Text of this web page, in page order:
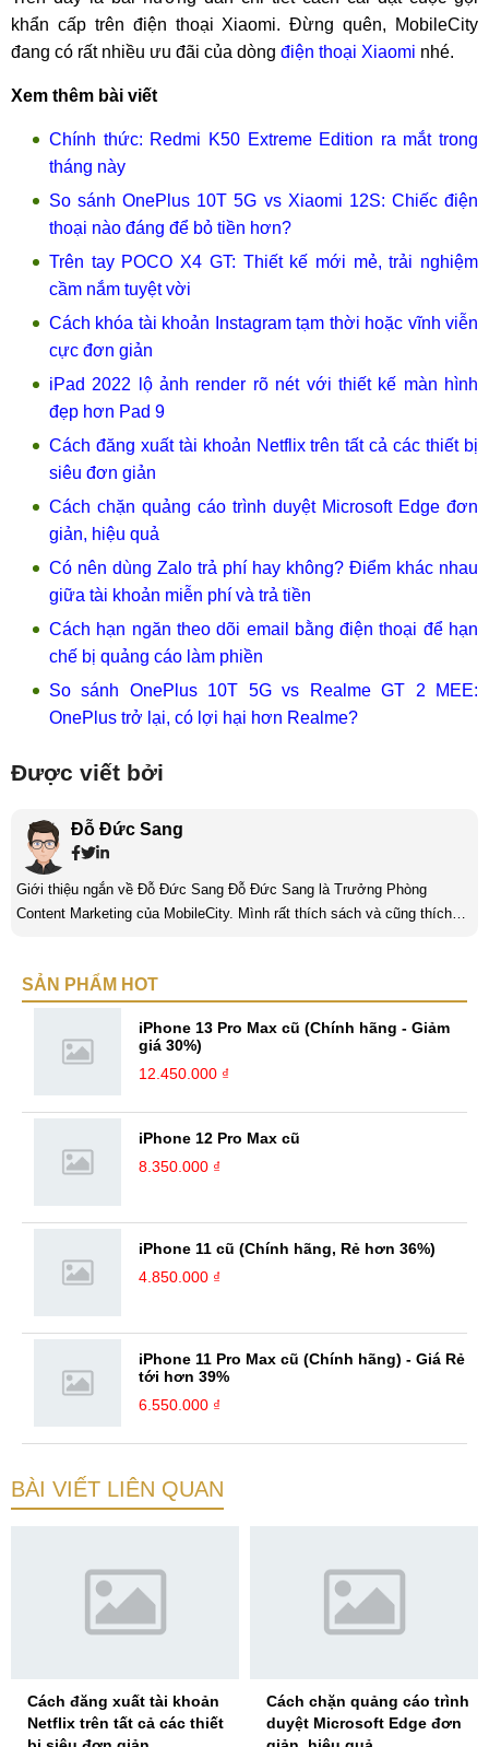
khẩn cấp trên điện thoại Xiaomi. Đừng quên, MobileCity
đang có rất nhiều ưu đãi của dòng điện thoại Xiaomi nhé.
Xem thêm bài viết
Chính thức: Redmi K50 Extreme Edition ra mắt trong
tháng này
So sánh OnePlus 10T 5G vs Xiaomi 12S: Chiếc điện
thoại nào đáng để bỏ tiền hơn?
Trên tay POCO X4 GT: Thiết kế mới mẻ, trải nghiệm
cầm nắm tuyệt vời
Cách khóa tài khoản Instagram tạm thời hoặc vĩnh viễn
cực đơn giản
iPad 2022 lộ ảnh render rõ nét với thiết kế màn hình
đẹp hơn Pad 9
Cách đăng xuất tài khoản Netflix trên tất cả các thiết bị
siêu đơn giản
Cách chặn quảng cáo trình duyệt Microsoft Edge đơn
giản, hiệu quả
Có nên dùng Zalo trả phí hay không? Điểm khác nhau
giữa tài khoản miễn phí và trả tiền
Cách hạn ngăn theo dõi email bằng điện thoại để hạn
chế bị quảng cáo làm phiền
So sánh OnePlus 10T 5G vs Realme GT 2 MEE:
OnePlus trở lại, có lợi hại hơn Realme?
Được viết bởi
Đỗ Đức Sang
Giới thiệu ngắn về Đỗ Đức Sang Đỗ Đức Sang là Trưởng Phòng
Content Marketing của MobileCity. Mình rất thích sách và cũng thích
bản thân Đỗ Đức Sang, viết chính là gửi gắm lại những cảm xúc, cảm
SẢN PHẨM HOT
iPhone 13 Pro Max cũ (Chính hãng - Giảm
giá 30%)
12.450.000 ₫
iPhone 12 Pro Max cũ
8.350.000 ₫
iPhone 11 cũ (Chính hãng, Rẻ hơn 36%)
4.850.000 ₫
iPhone 11 Pro Max cũ (Chính hãng) - Giá Rẻ
tới hơn 39%
6.550.000 ₫
BÀI VIẾT LIÊN QUAN
Cách đăng xuất tài khoản
Netflix trên tất cả các thiết
Cách chặn quảng cáo trình
duyệt Microsoft Edge đơn